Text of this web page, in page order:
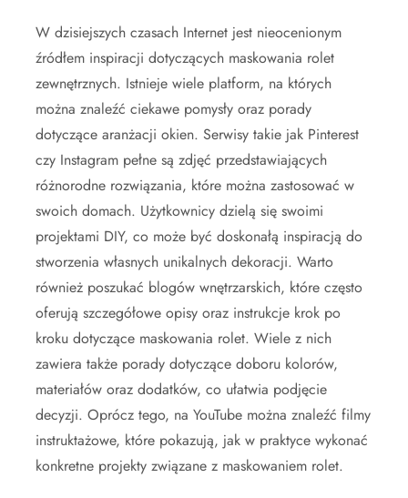
W dzisiejszych czasach Internet jest nieocenionym
źródłem inspiracji dotyczących maskowania rolet
zewnętrznych. Istnieje wiele platform, na których
można znaleźć ciekawe pomysły oraz porady
dotyczące aranżacji okien. Serwisy takie jak Pinterest
czy Instagram pełne są zdjęć przedstawiających
różnorodne rozwiązania, które można zastosować w
swoich domach. Użytkownicy dzielą się swoimi
projektami DIY, co może być doskonałą inspiracją do
stworzenia własnych unikalnych dekoracji. Warto
również poszukać blogów wnętrzarskich, które często
oferują szczegółowe opisy oraz instrukcje krok po
kroku dotyczące maskowania rolet. Wiele z nich
zawiera także porady dotyczące doboru kolorów,
materiałów oraz dodatków, co ułatwia podjęcie
decyzji. Oprócz tego, na YouTube można znaleźć filmy
instruktażowe, które pokazują, jak w praktyce wykonać
konkretne projekty związane z maskowaniem rolet.